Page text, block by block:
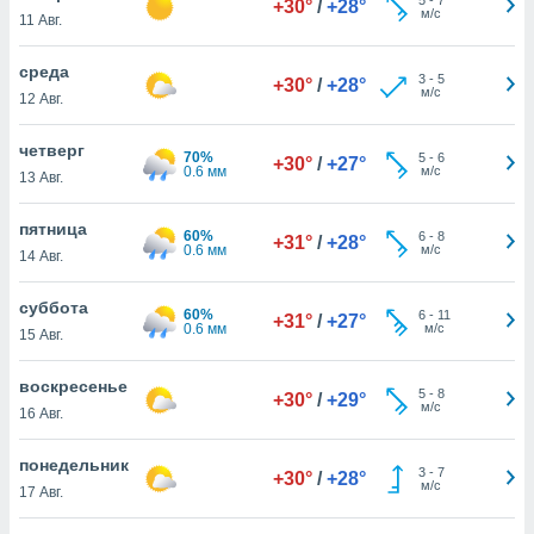
действия
рекламу
нашей
cookie
cookie
в
нашего
11 Авг.
+30° / +28°
м/с
среда
12 Авг.
+30° / +28° 3- 5
м/с
четверг
13 Авг.
70%
0.6 мм
+30° / +27° 5- 6
м/с
пятница
14 Авг.
60%
0.6 мм
+31° / +28° 6- 8
м/с
суббота
15 Авг.
60%
0.6 мм
+31° / +27° 6- 11
м/с
воскресенье
16 Авг.
+30° / +29° 5- 8
м/с
понедельник
17 Авг.
+30° / +28° 3- 7
м/с